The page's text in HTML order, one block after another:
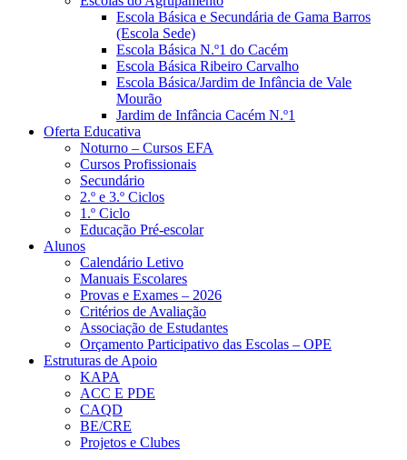
Escola Básica e Secundária de Gama Barros
(Escola Sede)
Escola Básica N.º1 do Cacém
Escola Básica Ribeiro Carvalho
Escola Básica/Jardim de Infância de Vale
Mourão
Jardim de Infância Cacém N.º1
Oferta Educativa
Noturno – Cursos EFA
Cursos Profissionais
Secundário
2.º e 3.º Ciclos
1.º Ciclo
Educação Pré-escolar
Alunos
Calendário Letivo
Manuais Escolares
Provas e Exames – 2026
Critérios de Avaliação
Associação de Estudantes
Orçamento Participativo das Escolas – OPE
Estruturas de Apoio
KAPA
ACC E PDE
CAQD
BE/CRE
Projetos e Clubes